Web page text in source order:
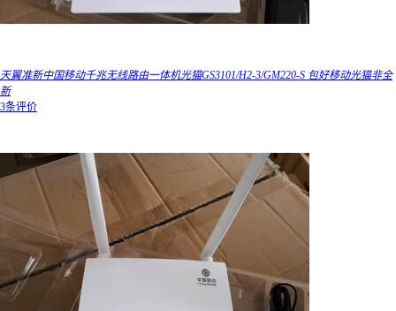
天翼准新中国移动千兆无线路由一体机光猫GS3101/H2-3/GM220-S 包好移动光猫非全
新
3条评价